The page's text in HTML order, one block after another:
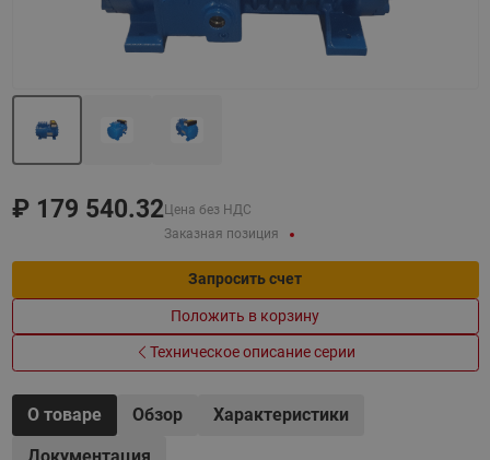
₽ 179 540.32Цена без НДС
Заказная позиция
Запросить счет
Положить в корзину
Техническое описание серии
О товаре Обзор
Характеристики
Документация